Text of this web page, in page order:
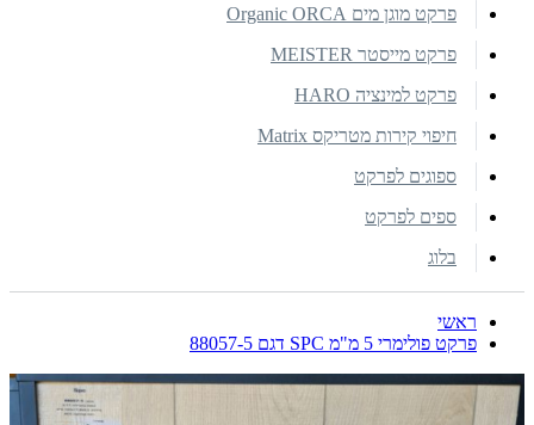
פרקט מוגן מים Organic ORCA
פרקט מייסטר MEISTER
פרקט למינציה HARO
חיפוי קירות מטריקס Matrix
ספוגים לפרקט
ספים לפרקט
בלוג
ראשי
פרקט פולימרי 5 מ"מ SPC דגם 88057-5